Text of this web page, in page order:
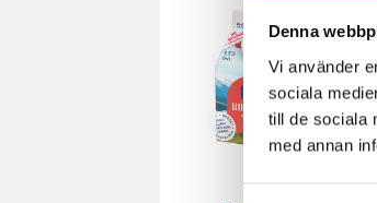
Denna
Vi använder
sociala
till de sociala
med annan